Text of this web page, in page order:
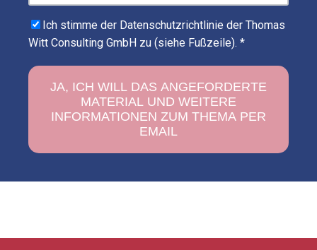
Ich stimme der Datenschutzrichtlinie der Thomas
Witt Consulting GmbH zu (siehe Fußzeile). *